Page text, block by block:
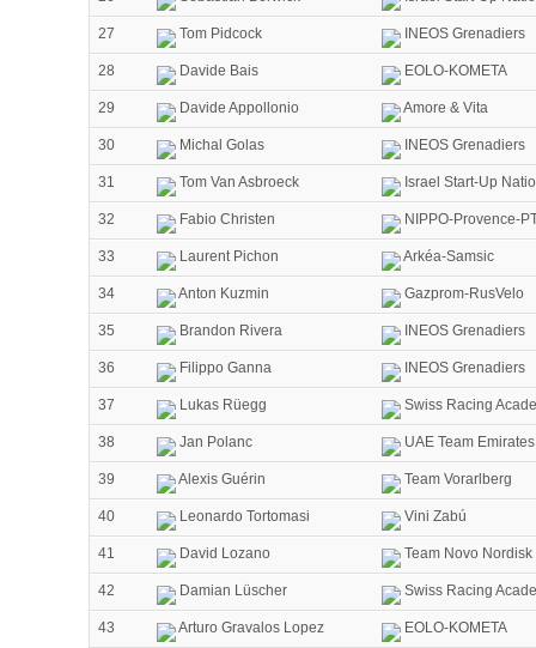
27 Tom Pidcock INEOS Grenadiers
28 Davide Bais EOLO-KOMETA
29 Davide Appollonio Amore & Vita
30 Michal Golas INEOS Grenadiers
31 Tom Van Asbroeck Israel Start-Up
32 Fabio Christen NIPPO-Provence-
33 Laurent Pichon Arkéa-Samsic
34 Anton Kuzmin Gazprom-RusVelo
35 Brandon Rivera INEOS Grenadiers
36 Filippo Ganna INEOS Grenadiers
37 Lukas Rüegg Swiss Racing
38 Jan Polanc UAE Team Emirates
39 Alexis Guérin Team Vorarlberg
40 Leonardo Tortomasi Vini Zabú
41 David Lozano Team Novo Nordisk
42 Damian Lüscher Swiss Racing
43 Arturo Gravalos Lopez EOLO-KOMETA